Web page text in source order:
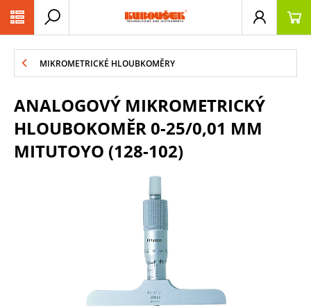
MIKROMETRICKÉ HLOUBKOMĚRY
ANALOGOVÝ MIKROMETRICKÝ
HLOUBOKOMĚR 0-25/0,01 MM
MITUTOYO (128-102)